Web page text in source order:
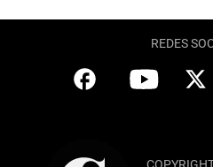
REDES